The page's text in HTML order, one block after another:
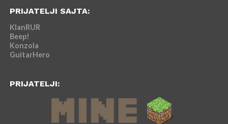
PRIJATELJI SAJTA:
KlanRUR
Beep!
Konzola
GuitarHero
PRIJATELJI: